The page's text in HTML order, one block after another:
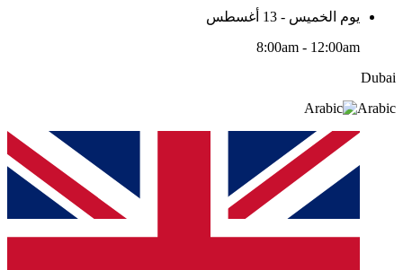
يوم الخميس - 13 أغسطس
8:00am - 12:00am
Dubai
Arabic